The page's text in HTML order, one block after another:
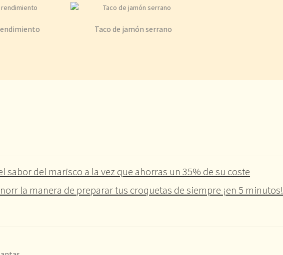
Taco de jamón serrano
sabor del marisco a la vez que ahorras un 35% de su coste
la manera de preparar tus croquetas de siempre ¡en 5 minutos!